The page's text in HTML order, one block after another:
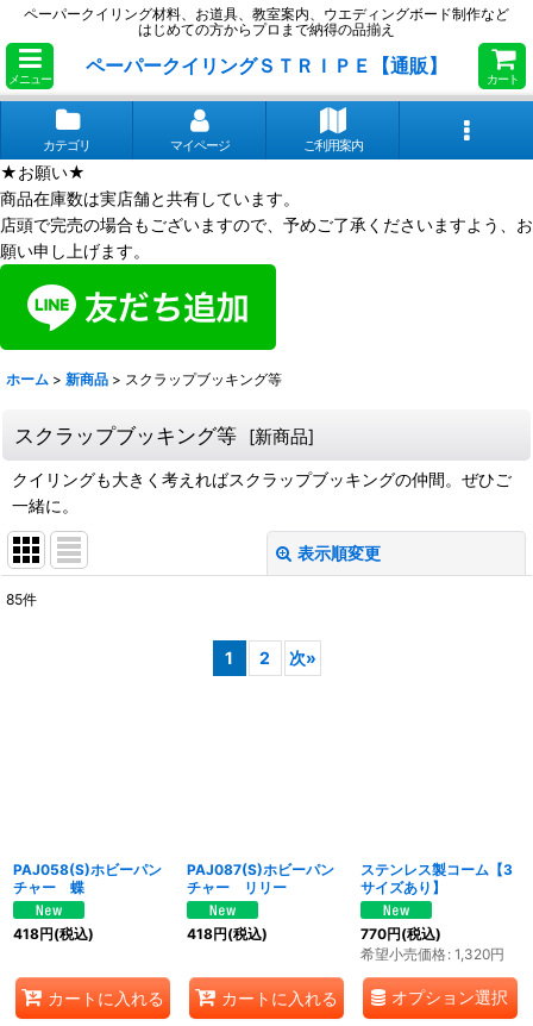
ペーパークイリング材料、お道具、教室案内、ウエディングボード制作など
はじめての方からプロまで納得の品揃え
メニュー
ペーパークイリングＳＴＲＩＰＥ【通販】
カート
カテゴリ マイページ ご利用案内
★お願い★
商品在庫数は実店舗と共有しています。
店頭で完売の場合もございますので、予めご了承くださいますよう、お
願い申し上げます。
ホーム > 新商品 > スクラップブッキング等
スクラップブッキング等 [新商品]
クイリングも大きく考えればスクラップブッキングの仲間。ぜひご
一緒に。
表示順変更
85件
1 2 次»
PAJ058(S)ホビーパン
チャー 蝶
418円(税込)
カートに入れる
PAJ087(S)ホビーパン
チャー リリー
418円(税込)
カートに入れる
ステンレス製コーム【3
サイズあり】
770円(税込)
希望小売価格: 1,320円
オプション選択